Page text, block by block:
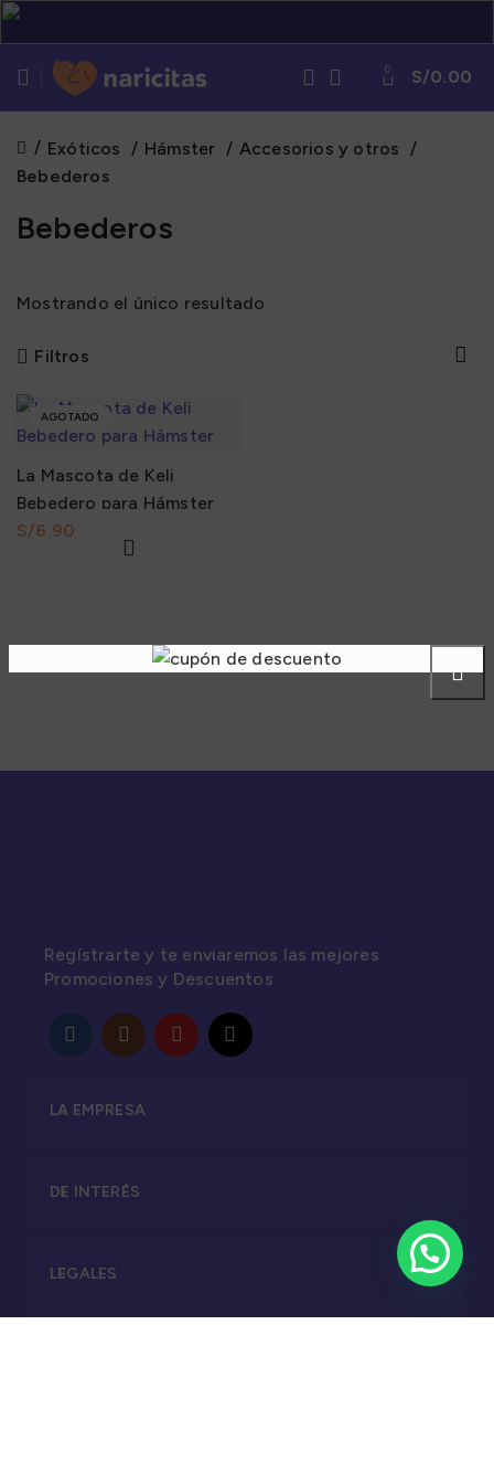
0 S/0.00
Exóticos Hámster
Accesorios y otros
Bebederos
Bebederos
Mostrando el único resultado
Filtros
AGOTADO
La Mascota de Keli
Bebedero para Hámster
S/
Regístrarte y te enviaremos las mejores
Promociones y Descuentos
LA EMPRESA
DE INTERÉS
LEGALES